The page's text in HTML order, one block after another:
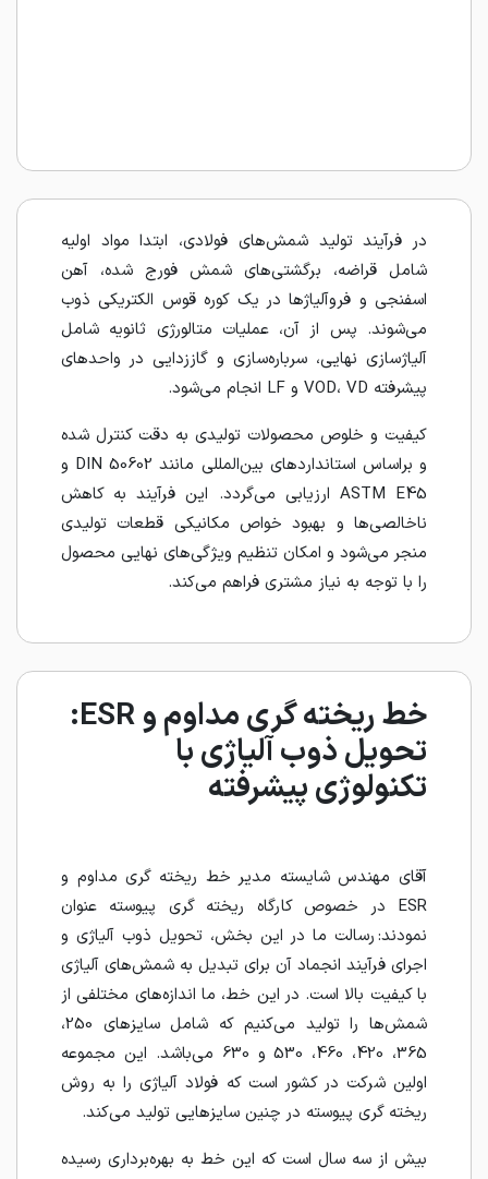
در فرآیند تولید شمش‌های فولادی، ابتدا مواد اولیه
شامل قراضه، برگشتی‌های شمش فورج شده، آهن
اسفنجی و فروآلیاژها در یک کوره قوس الکتریکی ذوب
می‌شوند. پس از آن، عملیات متالورژی ثانویه شامل
آلیاژسازی نهایی، سرباره‌سازی و گاززدایی در واحدهای
پیشرفته VOD، VD و LF انجام می‌شود.
کیفیت و خلوص محصولات تولیدی به دقت کنترل شده
و براساس استانداردهای بین‌المللی مانند DIN 50602 و
ASTM E45 ارزیابی می‌گردد. این فرآیند به کاهش
ناخالصی‌ها و بهبود خواص مکانیکی قطعات تولیدی
منجر می‌شود و امکان تنظیم ویژگی‌های نهایی محصول
را با توجه به نیاز مشتری فراهم می‌کند.
خط ریخته‌ گری مداوم و ESR:
تحویل ذوب آلیاژی با
تکنولوژی پیشرفته
آقای مهندس شایسته مدیر خط ریخته‌ گری مداوم و
ESR در خصوص کارگاه ریخته گری پیوسته عنوان
نمودند: رسالت ما در این بخش، تحویل ذوب آلیاژی و
اجرای فرآیند انجماد آن برای تبدیل به شمش‌های آلیاژی
با کیفیت بالا است. در این خط، ما اندازه‌های مختلفی از
شمش‌ها را تولید می‌کنیم که شامل سایزهای 250،
365، 420، 460، 530 و 630 می‌باشد. این مجموعه
اولین شرکت در کشور است که فولاد آلیاژی را به روش
ریخته‌ گری پیوسته در چنین سایزهایی تولید می‌کند.
بیش از سه سال است که این خط به بهره‌برداری رسیده